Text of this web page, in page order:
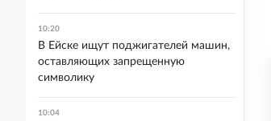
10:20
В Ейске ищут поджигателей машин,
оставляющих запрещенную
символику
10:04